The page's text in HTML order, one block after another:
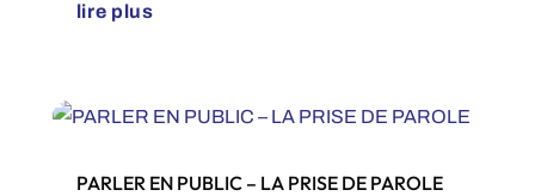
lire plus
PARLER EN PUBLIC – LA PRISE DE PAROLE